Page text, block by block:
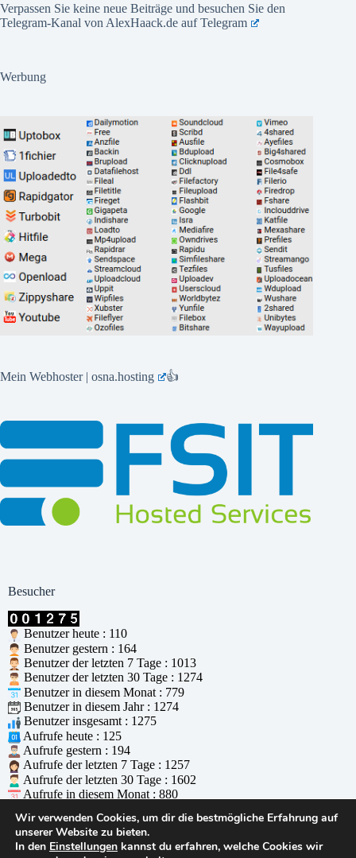
Verpassen Sie keine neue Beiträge und besuchen Sie den
Telegram-Kanal von AlexHaack.de aufTelegram
Werbung
Mein Webhoster | osna.hosting 👍
Besucher
Benutzer heute : 110
Benutzer gestern : 164
Benutzer der letzten 7 Tage : 1013
Benutzer der letzten 30 Tage : 1274
Benutzer in diesem Monat : 779
Benutzer in diesem Jahr : 1274
Benutzer insgesamt : 1275
Aufrufe heute : 125
Aufrufe gestern : 194
Aufrufe der letzten 7 Tage : 1257
Aufrufe der letzten 30 Tage : 1602
Aufrufe in diesem Monat : 880
Aufrufe insgesamt : 1603
Wer ist online : 1
Unterstützt durchWPS Visitor Counter
Wir verwenden Cookies, um dir die bestmögliche Erfahrung auf
unserer Website zu bieten.
In den Einstellungen kannst du erfahren, welche Cookies wir